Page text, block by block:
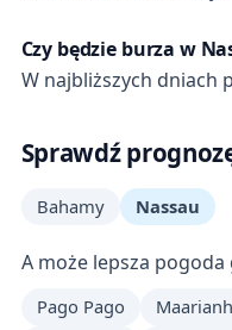
Czy będzie burza w
W najbliższych dniach
Sprawdź
Bahamy Nassau
A może lepsza
Pago Pago